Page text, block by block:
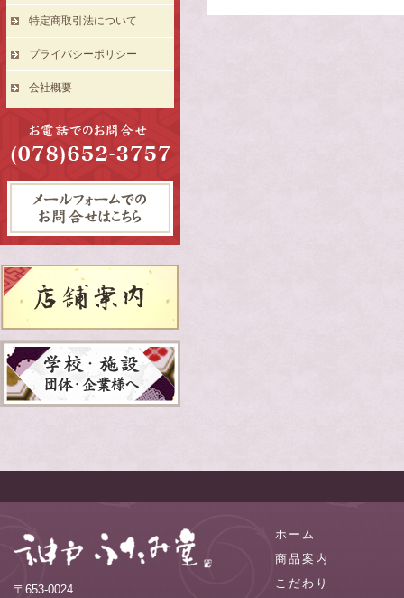
特定商取引法について
プライバシーポリシー
会社概要
〒653-0024
ホーム
商品案内
こだわり